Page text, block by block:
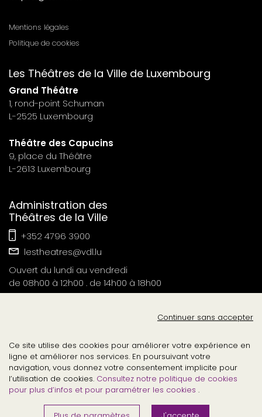
n°6
Menu
n°7
Mentions légales
Politique de cookies
Les Théâtres de la Ville de Luxembourg
Grand Théâtre
1, rond-point Schuman
L-2525 Luxembourg
Théâtre des Capucins
9, place du Théâtre
L-2613 Luxembourg
Administration des
Théâtres de la Ville
+352 4796 3900
lestheatres@vdl.lu
Ouvert du lundi au vendredi
de 08h00 à 12h00 . de 14h00 à 18h00
©2026 .
lesthéâtresdelavilledeluxembourg
tous droits réservés
Continuer sans accepter
Ce site utilise des cookies pour améliorer votre expérience en
ligne et améliorer nos services. En poursuivant votre
navigation, vous donnez votre consentement implicite pour
l’utilisation de cookies. Consultez notre politique de cookies
pour plus d’infos et pour paramétrer les cookies .